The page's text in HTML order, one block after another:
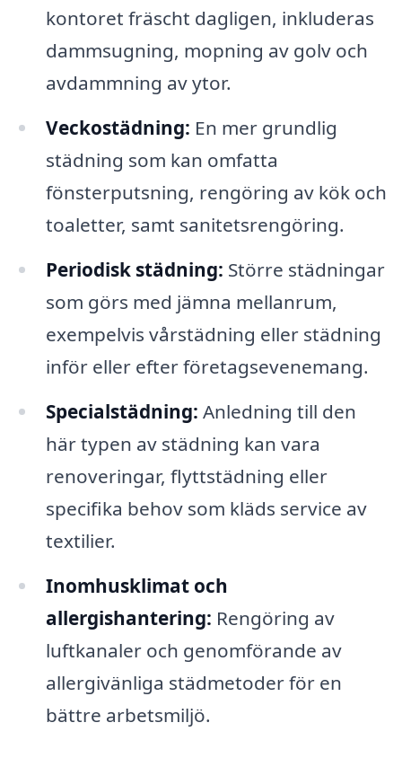
kontoret fräscht dagligen, inkluderas
dammsugning, mopning av golv och
avdammning av ytor.
Veckostädning: En mer grundlig
städning som kan omfatta
fönsterputsning, rengöring av kök och
toaletter, samt sanitetsrengöring.
Periodisk städning: Större städningar
som görs med jämna mellanrum,
exempelvis vårstädning eller städning
inför eller efter företagsevenemang.
Specialstädning: Anledning till den
här typen av städning kan vara
renoveringar, flyttstädning eller
specifika behov som kläds service av
textilier.
Inomhusklimat och
allergishantering: Rengöring av
luftkanaler och genomförande av
allergivänliga städmetoder för en
bättre arbetsmiljö.